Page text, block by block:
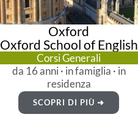
Oxford
Oxford School of English
Corsi Generali
da 16 anni · in famiglia · in
residenza
SCOPRI DI PIÙ ➜